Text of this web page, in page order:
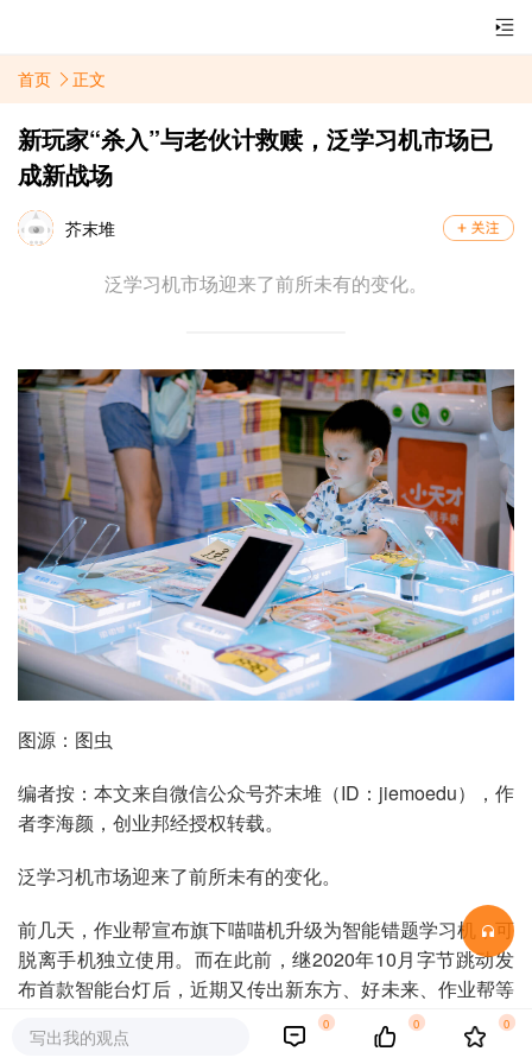
首页 正文
新玩家“杀入”与老伙计救赎，泛学习机市场已
成新战场
芥末堆
泛学习机市场迎来了前所未有的变化。
图源：图虫
编者按：本文来自微信公众号芥末堆（ID：jiemoedu），作
者李海颜，创业邦经授权转载。
泛学习机市场迎来了前所未有的变化。
前几天，作业帮宣布旗下喵喵机升级为智能错题学习机，可
脱离手机独立使用。而在此前，继2020年10月字节跳动发
布首款智能台灯后，近期又传出新东方、好未来、作业帮等
教育机构正在筹备智能灯项目的消息。
写出我的观点
0 0 0